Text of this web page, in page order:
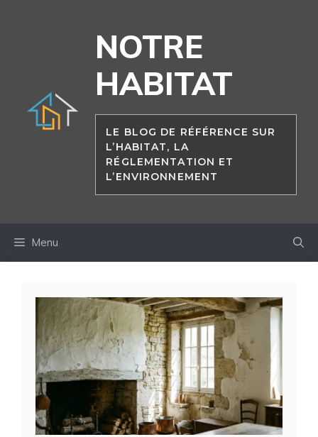
NOTRE
HABITAT
LE BLOG DE RÉFÉRENCE SUR
L’HABITAT, LA
RÉGLEMENTATION ET
L’ENVIRONNEMENT
Menu